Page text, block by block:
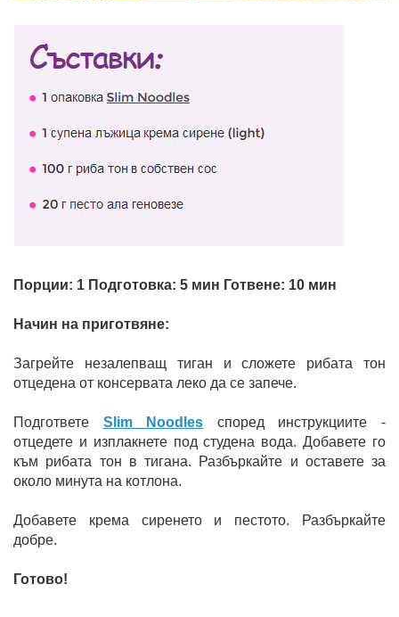
Порции: 1 Подготовка: 5 мин Готвене: 10 мин
Начин на приготвяне:
Загрейте незалепващ тиган и сложете рибата тон
отцедена от консервата леко да се запече.
Подгответе Slim Noodles според инструкциите -
отцедете и изплакнете под студена вода. Добавете го
към рибата тон в тигана. Разбъркайте и оставете за
около минута на котлона.
Добавете крема сиренето и пестото. Разбъркайте
добре.
Готово!